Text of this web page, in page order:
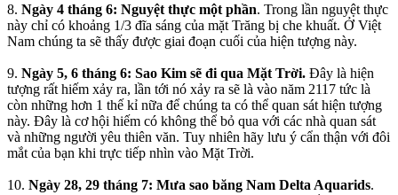
8. Ngày 4 tháng 6: Nguyệt thực một phần. Trong lần nguyệt thực
này chỉ có khoảng 1/3 đĩa sáng của mặt Trăng bị che khuất. Ở Việt
Nam chúng ta sẽ thấy được giai đoạn cuối của hiện tượng này.
9. Ngày 5, 6 tháng 6: Sao Kim sẽ đi qua Mặt Trời. Đây là hiện
tượng rất hiếm xảy ra, lần tới nó xảy ra sẽ là vào năm 2117 tức là
còn những hơn 1 thế kỉ nữa để chúng ta có thể quan sát hiện tượng
này. Đây là cơ hội hiếm có không thể bỏ qua với các nhà quan sát
và những người yêu thiên văn. Tuy nhiên hãy lưu ý cẩn thận với đôi
mắt của bạn khi trực tiếp nhìn vào Mặt Trời.
10. Ngày 28, 29 tháng 7: Mưa sao băng Nam Delta Aquarids.